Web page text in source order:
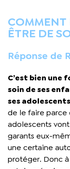
COMMENT
ÊTRE DE
Réponse de
C’est bien une
soin de ses
ses adolescents
de le faire parce
adolescents
garants eux-
une certaine
protéger. Donc